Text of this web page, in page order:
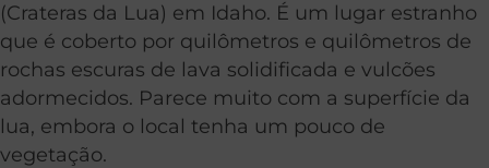
(Crateras da Lua) em Idaho. É um lugar estranho
que é coberto por quilômetros e quilômetros de
rochas escuras de lava solidificada e vulcões
adormecidos. Parece muito com a superfície da
lua, embora o local tenha um pouco de
vegetação.